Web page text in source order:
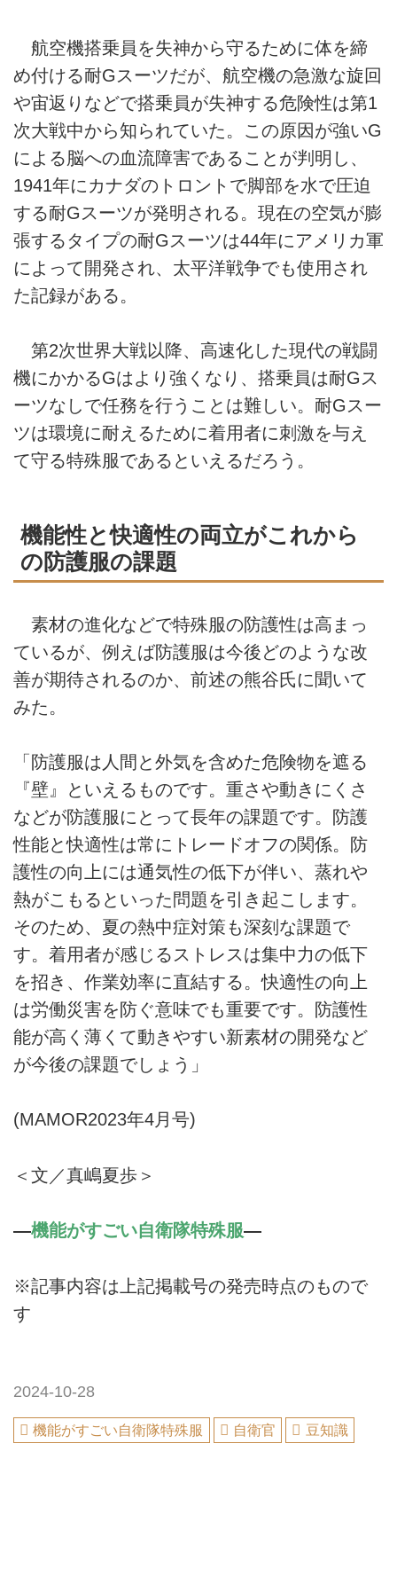
航空機搭乗員を失神から守るために体を締
め付ける耐Gスーツだが、航空機の急激な旋回
や宙返りなどで搭乗員が失神する危険性は第1
次大戦中から知られていた。この原因が強いG
による脳への血流障害であることが判明し、
1941年にカナダのトロントで脚部を水で圧迫
する耐Gスーツが発明される。現在の空気が膨
張するタイプの耐Gスーツは44年にアメリカ軍
によって開発され、太平洋戦争でも使用され
た記録がある。
第2次世界大戦以降、高速化した現代の戦闘
機にかかるGはより強くなり、搭乗員は耐Gス
ーツなしで任務を行うことは難しい。耐Gスー
ツは環境に耐えるために着用者に刺激を与え
て守る特殊服であるといえるだろう。
機能性と快適性の両立がこれから
の防護服の課題
素材の進化などで特殊服の防護性は高まっ
ているが、例えば防護服は今後どのような改
善が期待されるのか、前述の熊谷氏に聞いて
みた。
「防護服は人間と外気を含めた危険物を遮る
『壁』といえるものです。重さや動きにくさ
などが防護服にとって長年の課題です。防護
性能と快適性は常にトレードオフの関係。防
護性の向上には通気性の低下が伴い、蒸れや
熱がこもるといった問題を引き起こします。
そのため、夏の熱中症対策も深刻な課題で
す。着用者が感じるストレスは集中力の低下
を招き、作業効率に直結する。快適性の向上
は労働災害を防ぐ意味でも重要です。防護性
能が高く薄くて動きやすい新素材の開発など
が今後の課題でしょう」
(MAMOR2023年4月号)
＜文／真嶋夏歩＞
―機能がすごい自衛隊特殊服―
※記事内容は上記掲載号の発売時点のもので
す
2024-10-28
機能がすごい自衛隊特殊服 自衛官 豆知識